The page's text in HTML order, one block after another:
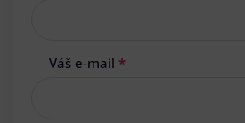
Váš e-mail *